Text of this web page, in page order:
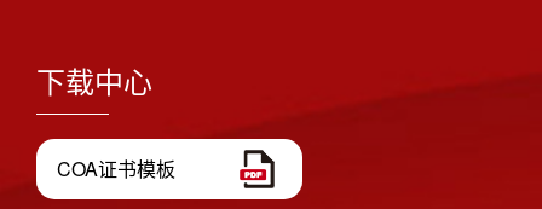
下载中心
COA证书模板